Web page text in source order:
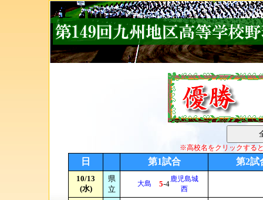
※高校名をクリックする
日 第1試合 第2試
10/13
(水)
県
立
大島 5-4
鹿児島城
西